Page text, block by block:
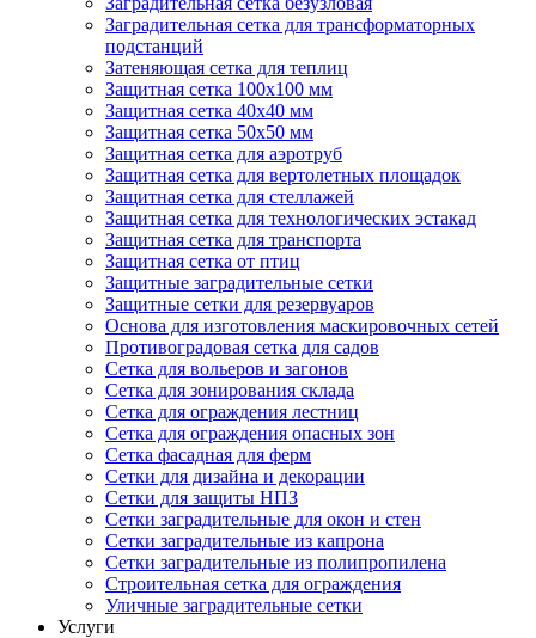
Заградительная сетка для трансформаторных
подстанций
Затеняющая сетка для теплиц
Защитная сетка 100х100 мм
Защитная сетка 40х40 мм
Защитная сетка 50х50 мм
Защитная сетка для аэротруб
Защитная сетка для вертолетных площадок
Защитная сетка для стеллажей
Защитная сетка для технологических эстакад
Защитная сетка для транспорта
Защитная сетка от птиц
Защитные заградительные сетки
Защитные сетки для резервуаров
Основа для изготовления маскировочных сетей
Противоградовая сетка для садов
Сетка для вольеров и загонов
Сетка для зонирования склада
Сетка для ограждения лестниц
Сетка для ограждения опасных зон
Сетка фасадная для ферм
Сетки для дизайна и декорации
Сетки для защиты НПЗ
Сетки заградительные для окон и стен
Сетки заградительные из капрона
Сетки заградительные из полипропилена
Строительная сетка для ограждения
Уличные заградительные сетки
Услуги